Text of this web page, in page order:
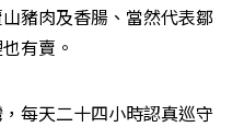
豬肉及香腸、當然代表鄒
有賣。
每天二十四小時認真巡守